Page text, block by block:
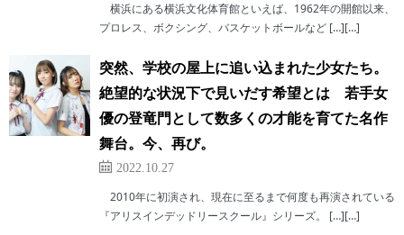
横浜にある横浜文化体育館といえば、1962年の開館以来、
プロレス、ボクシング、バスケットボールなど […][…]
突然、学校の屋上に追い込まれた少女たち。
絶望的な状況下で見いだす希望とは 若手女
優の登竜門として数多くの才能を育てた名作
舞台。今、再び。
2022.10.27
2010年に初演され、現在に至るまで何度も再演されている
『アリスインデッドリースクール』シリーズ。 […][…]